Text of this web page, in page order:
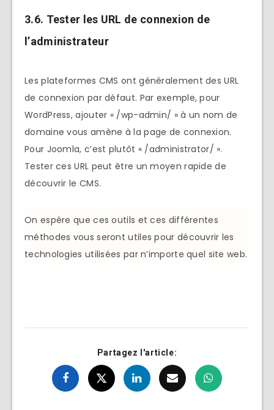
3.6. Tester les URL de connexion de
l’administrateur
Les plateformes CMS ont généralement des URL
de connexion par défaut. Par exemple, pour
WordPress, ajouter « /wp-admin/ » à un nom de
domaine vous amène à la page de connexion.
Pour Joomla, c’est plutôt « /administrator/ ».
Tester ces URL peut être un moyen rapide de
découvrir le CMS.
On espère que ces outils et ces différentes
méthodes vous seront utiles pour découvrir les
technologies utilisées par n’importe quel site web.
Partagez l'article: